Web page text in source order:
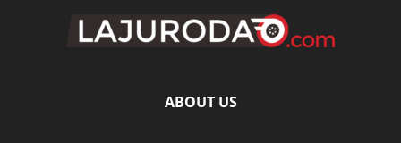
ABOUT US